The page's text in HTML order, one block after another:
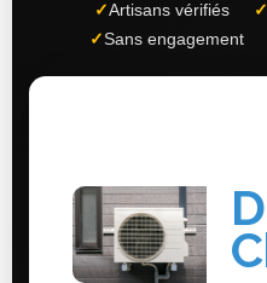
✓Artisans vérifiés ✓
✓Sans engagement